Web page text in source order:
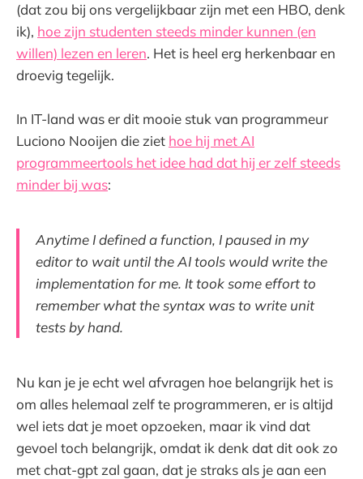
(dat zou bij ons vergelijkbaar zijn met een HBO, denk
ik), hoe zijn studenten steeds minder kunnen (en
willen) lezen en leren. Het is heel erg herkenbaar en
droevig tegelijk.
In IT-land was er dit mooie stuk van programmeur
Luciono Nooijen die ziet hoe hij met AI
programmeertools het idee had dat hij er zelf steeds
minder bij was:
Anytime I defined a function, I paused in my
editor to wait until the AI tools would write the
implementation for me. It took some effort to
remember what the syntax was to write unit
tests by hand.
Nu kan je je echt wel afvragen hoe belangrijk het is
om alles helemaal zelf te programmeren, er is altijd
wel iets dat je moet opzoeken, maar ik vind dat
gevoel toch belangrijk, omdat ik denk dat dit ook zo
met chat-gpt zal gaan, dat je straks als je aan een